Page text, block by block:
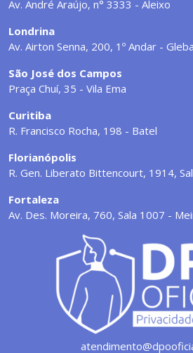
Av. André Araújo, n° 3333 - Aleixo
Londrina
Av. Airton Senna, 200, 1º Andar -
São José dos Campos
Praça Chuí, 35 - Vila Ema
Curitiba
R. Francisco Rocha, 198 - Batel
Florianópolis
R. Gen. Liberato Bittencourt, 1914,
Fortaleza
Av. Des. Moreira, 760, Sala 1007 -